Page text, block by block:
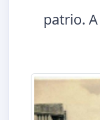
patrio.